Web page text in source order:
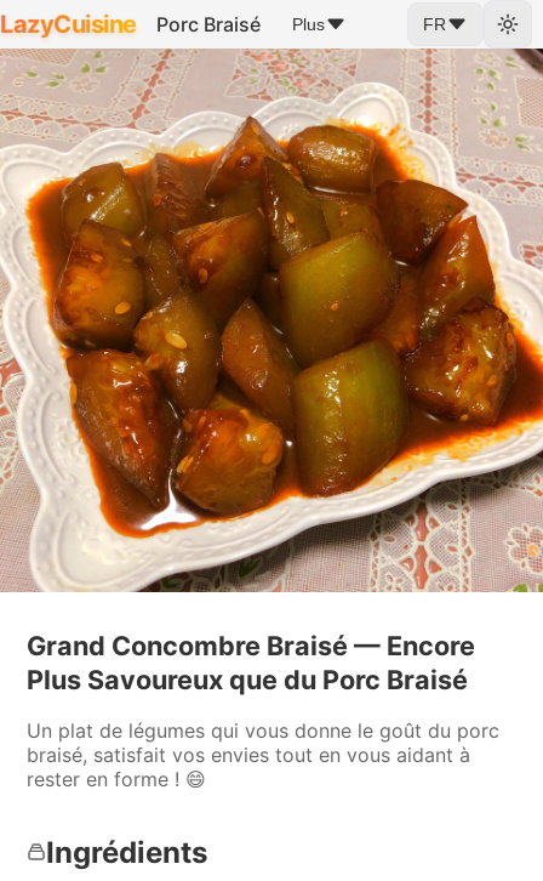
LazyCuisine Porc Braisé Plus FR
Grand Concombre Braisé — Encore
Plus Savoureux que du Porc Braisé
Un plat de légumes qui vous donne le goût du porc
braisé, satisfait vos envies tout en vous aidant à
rester en forme ! 😄
Ingrédients